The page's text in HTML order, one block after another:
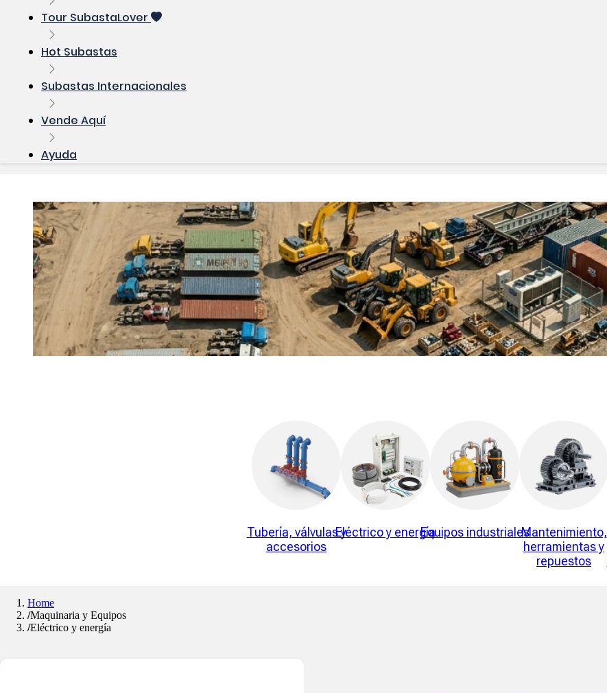
Tour SubastaLover
Hot Subastas
Subastas Internacionales
Vende Aquí
Ayuda
Tubería, válvulas y
accesorios
Eléctrico y energíaEquipos industrialesMantenimiento,
herramientas y
repuestos
Home
Maquinaria y Equipos
Eléctrico y energía